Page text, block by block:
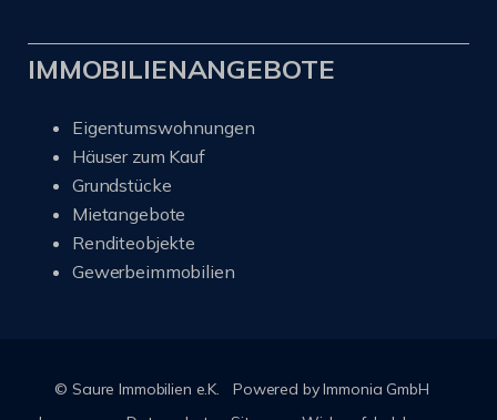
IMMOBILIENANGEBOTE
Eigentumswohnungen
Häuser zum Kauf
Grundstücke
Mietangebote
Renditeobjekte
Gewerbeimmobilien
© Saure Immobilien e.K.
Powered by Immonia GmbH